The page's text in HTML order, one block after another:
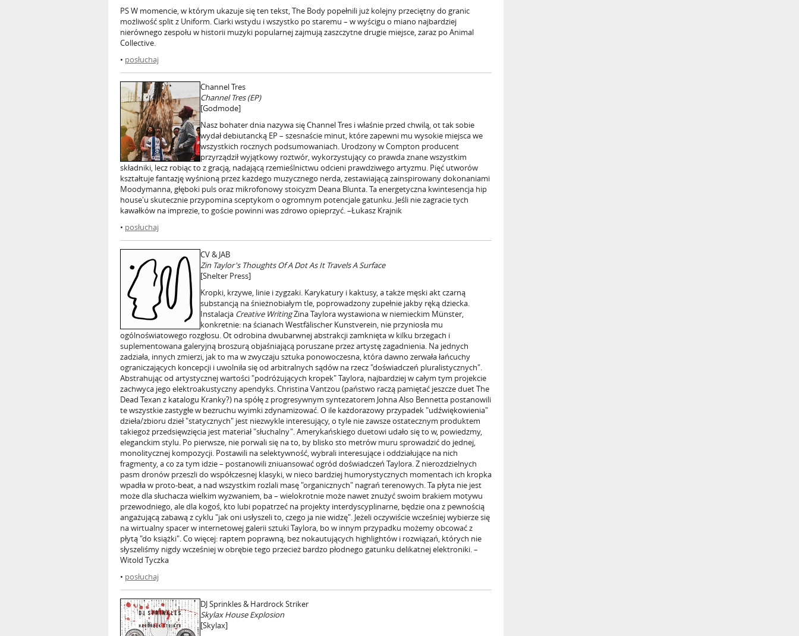
PS W momencie, w którym ukazuje się ten tekst, The Body popełnili już kolejny przeciętny do granic
możliwość split z Uniform. Ciarki wstydu i wszystko po staremu – w wyścigu o miano najbardziej
nierównego zespołu w historii muzyki popularnej zajmują zaszczytne drugie miejsce, zaraz po Animal
Collective.
• posłuchaj
Channel Tres
Channel Tres (EP)
[Godmode]
Nasz bohater dnia nazywa się Channel Tres i właśnie przed chwilą, ot tak sobie
wydał debiutancką EP – szesnaście minut, które zapewni mu wysokie miejsca we
wszystkich rocznych podsumowaniach. Urodzony w Compton producent
przyrządził wyjątkowy roztwór, wykorzystujący co prawda znane wszystkim
składniki, lecz robiąc to z gracją, nadającą rzemieślnictwu odcieni prawdziwego artyzmu. Pięć utworów
kształtuje fantazję wyśnioną przez każdego muzycznego nerda, zestawiającą zainspirowany dokonaniami
Moodymanna, głęboki puls oraz mikrofonowy stoicyzm Deana Blunta. Ta energetyczna kwintesencja hip
house'u skutecznie przypomina sceptykom o ogromnym potencjale gatunku. Jeśli nie zagracie tych
kawałków na imprezie, to goście powinni was zdrowo opieprzyć. –Łukasz Krajnik
• posłuchaj
CV & JAB
Zin Taylor's Thoughts Of A Dot As It Travels A Surface
[Shelter Press]
Kropki, krzywe, linie i zygzaki. Karykatury i kaktusy, a także męski akt czarną
substancją na śnieżnobiałym tle, poprowadzony zupełnie jakby ręką dziecka.
Instalacja Creative WritingZina Taylora wystawiona w niemieckim Münster,
konkretnie: na ścianach Westfälischer Kunstverein, nie przyniosła mu
ogólnoświatowego rozgłosu. Ot odrobina dwubarwnej abstrakcji zamknięta w kilku brzegach i
suplementowana galeryjną broszurą objaśniającą poruszane przez artystę zagadnienia. Na jednych
zadziała, innych zmierzi, jak to ma w zwyczaju sztuka ponowoczesna, która dawno zerwała łańcuchy
ograniczających koncepcji i uwolniła się od arbitralnych sądów na rzecz "doświadczeń pluralistycznych".
Abstrahując od artystycznej wartości "podróżujących kropek" Taylora, najbardziej w całym tym projekcie
zachwyca jego elektroakustyczny apendyks. Christina Vantzou (państwo raczą pamiętać jeszcze duet The
Dead Texan z katalogu Kranky?) na spółę z progresywnym syntezatorem Johna Also Bennetta postanowili
te wszystkie zastygłe w bezruchu wyimki zdynamizować. O ile każdorazowy przypadek "udźwiękowienia"
dzieła/zbioru dzieł "statycznych" jest niezwykle interesujący, o tyle nie zawsze ostatecznym produktem
takiegoż przedsięwzięcia jest materiał "słuchalny". Amerykańskiego duetowi udało się to w, powiedzmy,
eleganckim stylu. Po pierwsze, nie porwali się na to, by blisko sto metrów muru sprowadzić do jednej,
monolitycznej kompozycji. Postawili na selektywność, wybrali interesujące i oddziałujące na nich
fragmenty, a co za tym idzie – postanowili zniuansować ogród doświadczeń Taylora. Z nierozdzielnych
pasm dronów przeszli do współczesnej klasyki, w nieco bardziej humorystycznych momentach ich kropka
wpadła w proto-beat, a nad wszystkim rozlali masę "organicznych" nagrań terenowych. Ta płyta nie jest
może dla słuchacza wielkim wyzwaniem, ba – wielokrotnie może nawet znużyć swoim brakiem motywu
przewodniego, ale dla kogoś, kto lubi popatrzeć na projekty interdyscyplinarne, będzie ona z pewnością
angażującą zabawą z cyklu "jak oni usłyszeli to, czego ja nie widzę". Jeżeli oczywiście wcześniej wybierze się
na wirtualny spacer w internetowej galerii sztuki Taylora, bo w innym przypadku możemy obcować z
płytą "do książki". Co więcej: raptem poprawną, bez nokautujących highlightów i rozwiązań, których nie
słyszeliśmy nigdy wcześniej w obrębie tego przecież bardzo płodnego gatunku delikatnej elektroniki. –
Witold Tyczka
• posłuchaj
DJ Sprinkles & Hardrock Striker
Skylax House Explosion
[Skylax]